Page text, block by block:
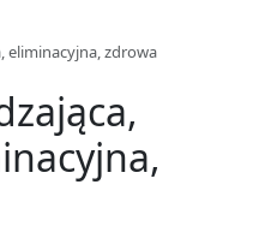
eliminacyjna, zdrowa